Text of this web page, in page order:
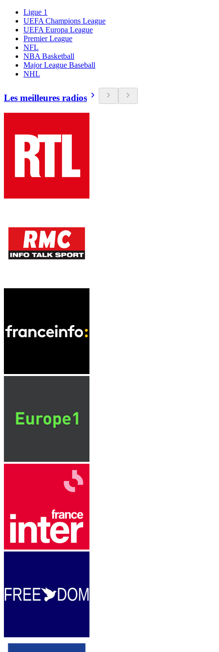
Ligue 1
UEFA Champions League
UEFA Europa League
Premier League
NFL
NBA Basketball
Major League Baseball
NHL
Les meilleures radios